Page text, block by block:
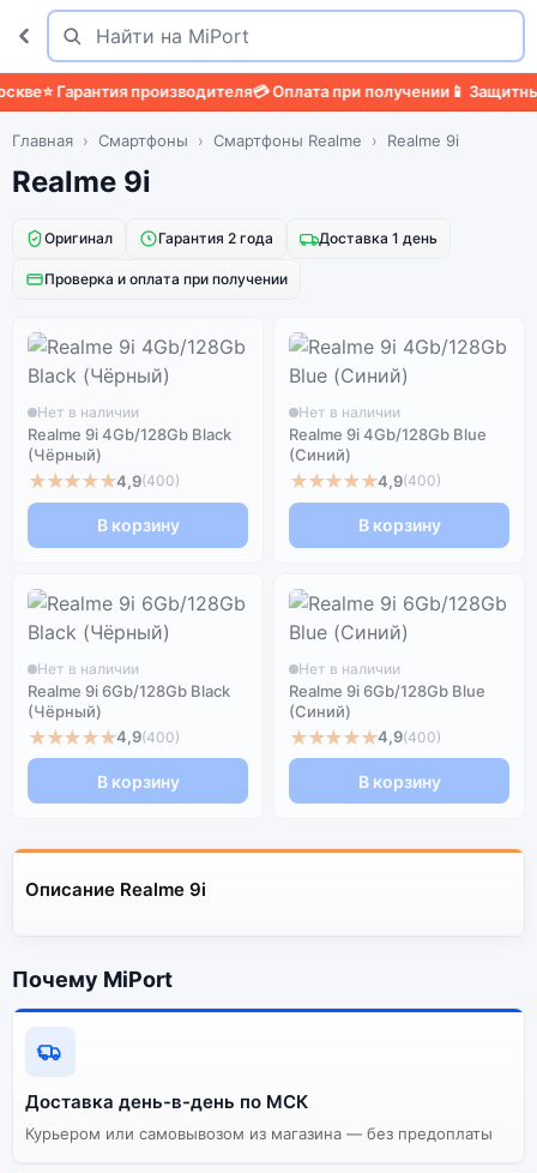
Поиск
Найти
⭐ Гарантия производителя💳 Оплата при получении📱 Защитный
Главная Смартфоны Смартфоны Realme Realme 9i
Realme 9i
Оригинал Гарантия 2 года Доставка 1 день
Проверка и оплата при получении
Нет в наличии
Realme 9i 4Gb/128Gb Black
(Чёрный)
★★★★★4,9(400)
В корзину
Нет в наличии
Realme 9i 4Gb/128Gb Blue
(Синий)
★★★★★4,9(400)
В корзину
Нет в наличии
Realme 9i 6Gb/128Gb Black
(Чёрный)
★★★★★4,9(400)
В корзину
Нет в наличии
Realme 9i 6Gb/128Gb Blue
(Синий)
★★★★★4,9(400)
В корзину
Описание Realme 9i
Почему MiPort
Доставка день-в-день по МСК
Курьером или самовывозом из магазина — без предоплаты